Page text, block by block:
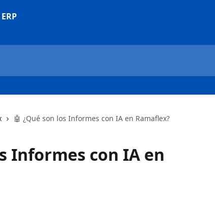
🤖 ¿Qué son los Informes con IA en Ramaflex?
Informes con IA en